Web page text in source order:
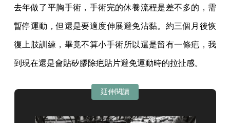
去年做了平胸手術，手術完的休養流程是差不多的，需
暫停運動，但還是要適度伸展避免沾黏。約三個月後恢
復上肢訓練，畢竟不算小手術所以還是留有一條疤，我
到現在還是會貼矽膠除疤貼片避免運動時的拉扯感。
延伸閱讀